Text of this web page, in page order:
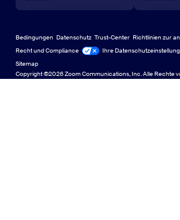
Zoom Experience CenterZoom
Lernzentrum
Bibliothek für technische Inhalte
Feedback
Español
Copyright ©2026 Zoom Communications, Inc. Alle Rechte
Bedingungen Datenschutz Trust-Center Richtlinien zur
Recht und Compliance
Ihre Datenschutzeinstellung
Sitemap
Sitemap